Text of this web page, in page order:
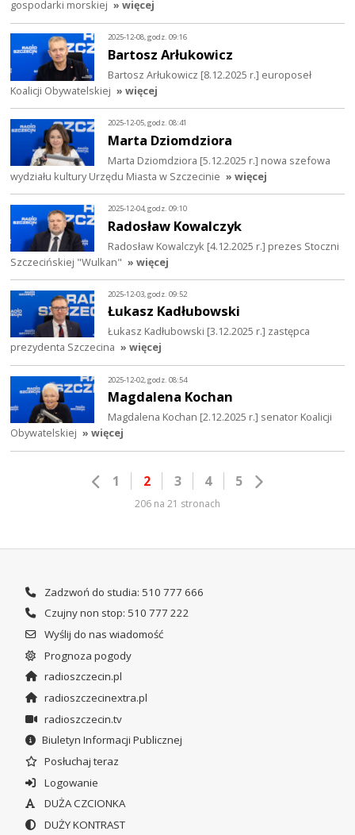
gospodarki morskiej » więcej
2025-12-08, godz. 09:16
Bartosz Arłukowicz
Bartosz Arłukowicz [8.12.2025 r.] europoseł
Koalicji Obywatelskiej » więcej
2025-12-05, godz. 08:41
Marta Dziomdziora
Marta Dziomdziora [5.12.2025 r.] nowa szefowa
wydziału kultury Urzędu Miasta w Szczecinie » więcej
2025-12-04, godz. 09:10
Radosław Kowalczyk
Radosław Kowalczyk [4.12.2025 r.] prezes Stoczni
Szczecińskiej "Wulkan" » więcej
2025-12-03, godz. 09:52
Łukasz Kadłubowski
Łukasz Kadłubowski [3.12.2025 r.] zastępca
prezydenta Szczecina » więcej
2025-12-02, godz. 08:54
Magdalena Kochan
Magdalena Kochan [2.12.2025 r.] senator Koalicji
Obywatelskiej » więcej
1 2 3 4 5
206 na 21 stronach
Zadzwoń do studia: 510 777 666
Czujny non stop: 510 777 222
Wyślij do nas wiadomość
Prognoza pogody
radioszczecin.pl
radioszczecinextra.pl
radioszczecin.tv
Biuletyn Informacji Publicznej
Posłuchaj teraz
Logowanie
DUŻA CZCIONKA
DUŻY KONTRAST